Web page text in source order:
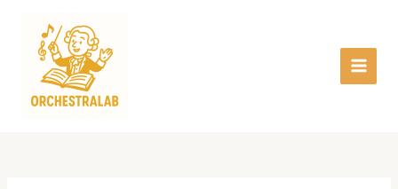
contenu
Menu